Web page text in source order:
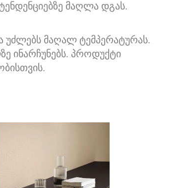
მაღლა დგას.
უძლებს მაღალ ტემპერატურას.
ინარჩუნებს. პროდუქტი